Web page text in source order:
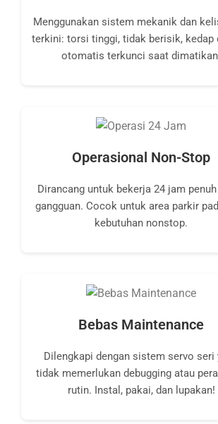
Menggunakan sistem mekanik dan
terkini: torsi tinggi, tidak berisik, kedap
otomatis terkunci saat
Operasional Non-Stop
Dirancang untuk bekerja 24 jam
gangguan. Cocok untuk area parkir
kebutuhan nonstop.
Bebas Maintenance
Dilengkapi dengan sistem servo seri
tidak memerlukan debugging atau
rutin. Instal, pakai, dan lupakan!